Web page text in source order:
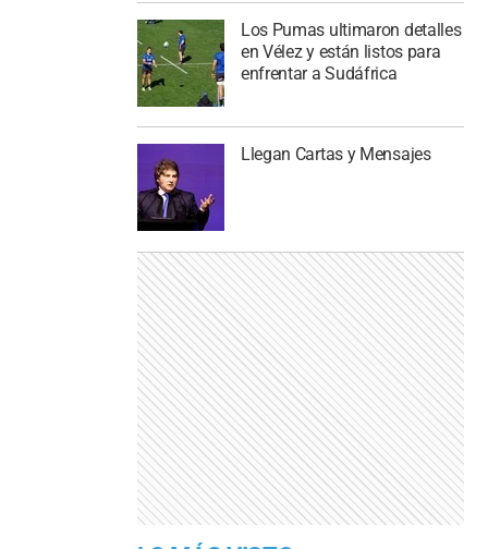
Los Pumas ultimaron detalles
en Vélez y están listos para
enfrentar a Sudáfrica
Llegan Cartas y Mensajes